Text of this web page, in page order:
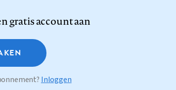
gratis account aan
Inloggen